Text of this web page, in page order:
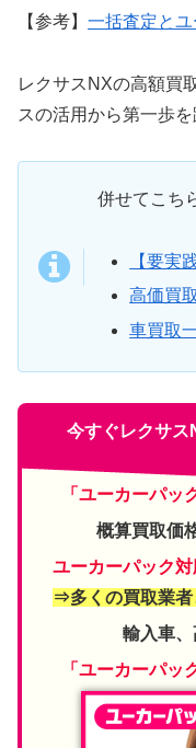
【参考】 一括査定と
レクサスNXの高額買
スの活用から第一歩
併せてこち
【要実
高価買
車買取
今すぐレクサス
「ユーカーパッ
概算買取価
ユーカーパック
⇒多くの買取業者
輸入車
「ユーカーパッ